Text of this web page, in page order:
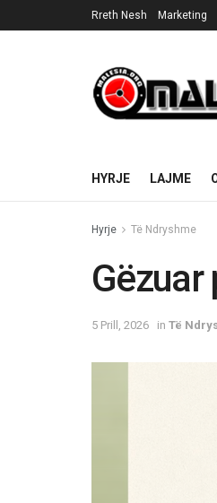
Rreth Nesh Marketing
HYRJE LAJME
Hyrje Të Ndryshme
Gëzuar
5 Prill, 2026 in Të